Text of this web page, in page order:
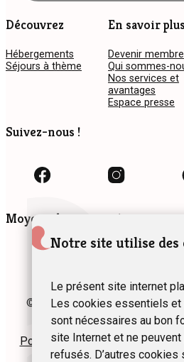
Découvrez
Hébergements
Séjours à thème
En savoir plus
Devenir membre
Qui sommes-
Nos services et
avantages
Espace presse
Suivez-nous !
Moyens de paiement
© 2024 Fédération des Gîtes
Wallonie
Politique de confidentialitéPlan
Notre site utilise des
Le présent site internet
Les cookies essentiels et
sont nécessaires au bon
site Internet et ne
refusés. D’autres cookies